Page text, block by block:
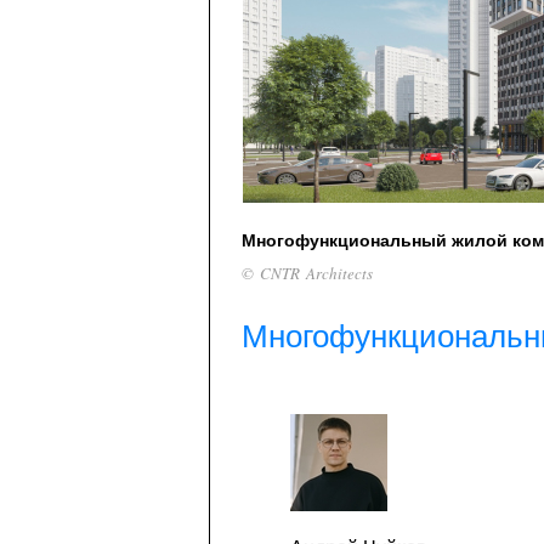
Многофункциональный жилой
© CNTR Architects